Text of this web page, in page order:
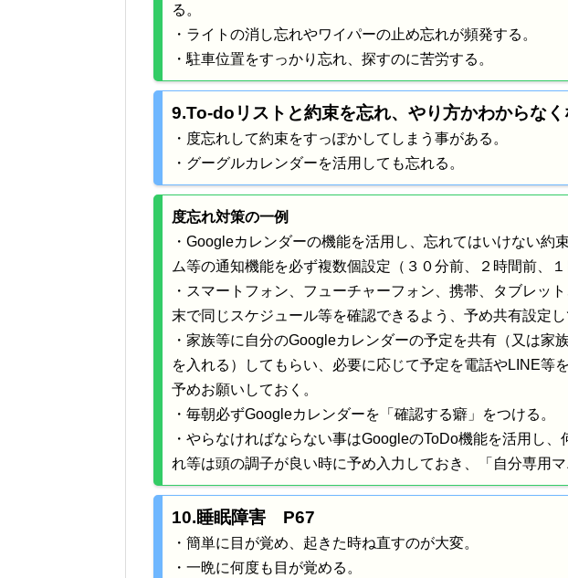
る。
・ライトの消し忘れやワイパーの止め忘れが頻発する。
・駐車位置をすっかり忘れ、探すのに苦労する。
9.To-doリストと約束を忘れ、やり方かわからな
・度忘れして約束をすっぽかしてしまう事がある。
・グーグルカレンダーを活用しても忘れる。
度忘れ対策の一例
・Googleカレンダーの機能を活用し、忘れてはいけない約
ム等の通知機能を必ず複数個設定（３０分前、２時間前、１
・スマートフォン、フューチャーフォン、携帯、タブレッ
末で同じスケジュール等を確認できるよう、予め共有設定し
・家族等に自分のGoogleカレンダーの予定を共有（又は家
を入れる）してもらい、必要に応じて予定を電話やLINE等
予めお願いしておく。
・毎朝必ずGoogleカレンダーを「確認する癖」をつける。
・やらなければならない事はGoogleのToDo機能を活用し
れ等は頭の調子が良い時に予め入力しておき、「自分専用マ
10.睡眠障害 P67
・簡単に目が覚め、起きた時ね直すのが大変。
・一晩に何度も目が覚める。